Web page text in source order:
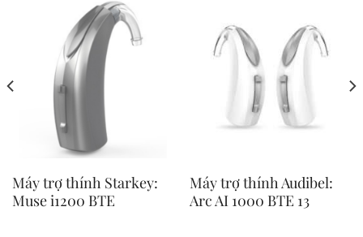
Máy trợ thính Starkey:
Muse i1200 BTE
Máy trợ thính Audibel:
Arc AI 1000 BTE 13